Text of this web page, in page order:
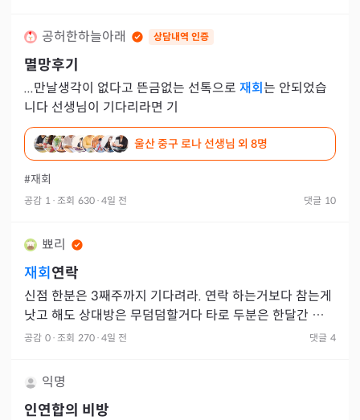
공허한하늘아래 상담내역 인증
멸망후기
...만날생각이 없다고 뜬금없는 선톡으로 재회는 안되었습
니다 선생님이 기다리라면 기
울산 중구 로나 선생님 외 8명
#재회
공감 1 · 조회 630 · 4일 전 댓글 10
뾰리
재회 연락
신점 한분은 3째주까지 기다려라. 연락 하는거보다 참는게
낫고 해도 상대방은 무덤덤할거다 타로 두분은 한달간 상대
에게 시간줘라 그 중 한분은 할거면 1주에 한번 담백하게해
공감 0 · 조회 270 · 4일 전 댓글 4
익명
인연합의 비방